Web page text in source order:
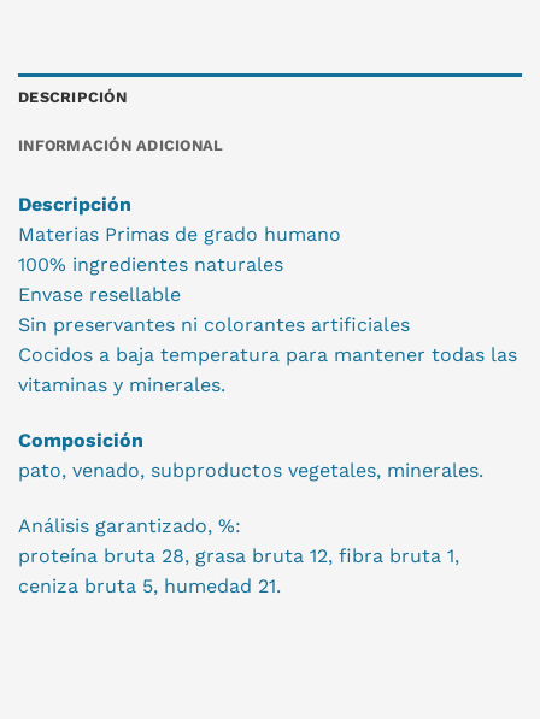
DESCRIPCIÓN
INFORMACIÓN ADICIONAL
Descripción
Materias Primas de grado humano
100% ingredientes naturales
Envase resellable
Sin preservantes ni colorantes artificiales
Cocidos a baja temperatura para mantener todas las
vitaminas y minerales.
Composición
pato, venado, subproductos vegetales, minerales.
Análisis garantizado, %:
proteína bruta 28, grasa bruta 12, fibra bruta 1,
ceniza bruta 5, humedad 21.